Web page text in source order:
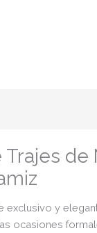
Trajes de
exclusivo y
ocasiones